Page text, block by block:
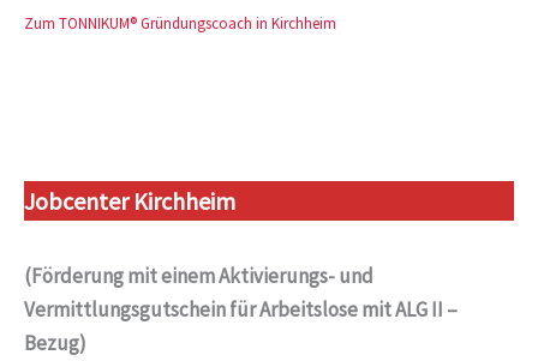
Zum TONNIKUM® Gründungscoach in Kirchheim
Jobcenter Kirchheim
(Förderung mit einem Aktivierungs- und
Vermittlungsgutschein für Arbeitslose mit ALG II –
Bezug)